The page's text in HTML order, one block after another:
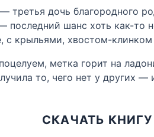
третья дочь благородного
последний шанс хоть как-то
с крыльями, хвостом-
метка горит на
то, чего нет у других
СКАЧАТЬ